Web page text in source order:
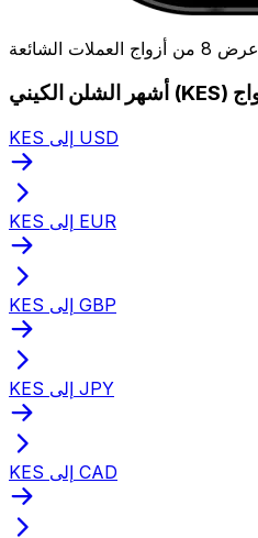
عرض 8 من أزواج العملات الشائعة
KES إلى USD
KES إلى EUR
KES إلى GBP
KES إلى JPY
KES إلى CAD